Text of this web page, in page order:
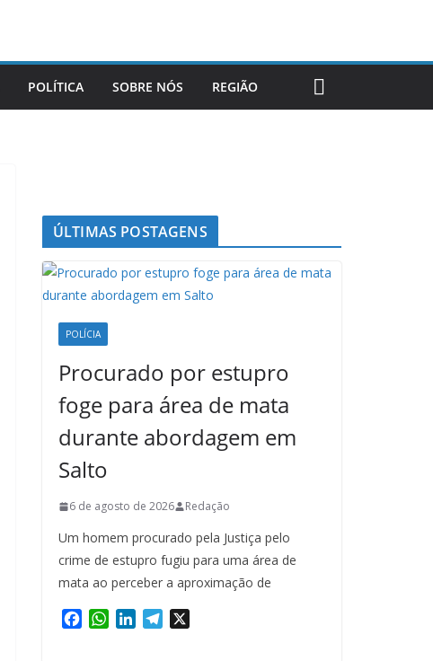
POLÍTICA SOBRE NÓS REGIÃO
ÚLTIMAS POSTAGENS
POLÍCIA
Procurado por estupro
foge para área de mata
durante abordagem em
Salto
6 de agosto de 2026 Redação
Um homem procurado pela Justiça pelo
crime de estupro fugiu para uma área de
mata ao perceber a aproximação de
W